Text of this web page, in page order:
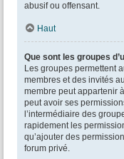
abusif ou offensant.
Haut
Que sont les groupes
Les groupes permettent
membres et des invités
membre peut appartenir
peut avoir ses
l’intermédiaire des
rapidement les
qu’ajouter des
forum privé.